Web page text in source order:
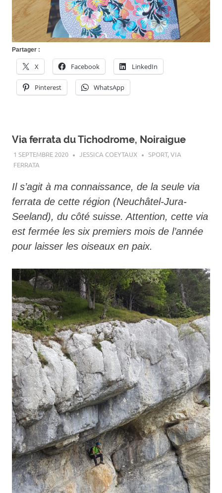
Partager :
X Facebook LinkedIn
Pinterest WhatsApp
Via ferrata du Tichodrome, Noiraigue
1 SEPTEMBRE 2020 JESSICA COEYTAUX SPORT,VIA
FERRATA
Il s’agit à ma connaissance, de la seule via
ferrata de cette région (Neuchâtel-Jura-
Seeland), du côté suisse. Attention, cette via
est fermée les six premiers mois de l’année
pour laisser les oiseaux en paix.